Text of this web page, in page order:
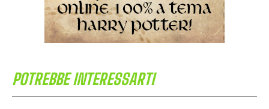
POTREBBE INTERESSARTI